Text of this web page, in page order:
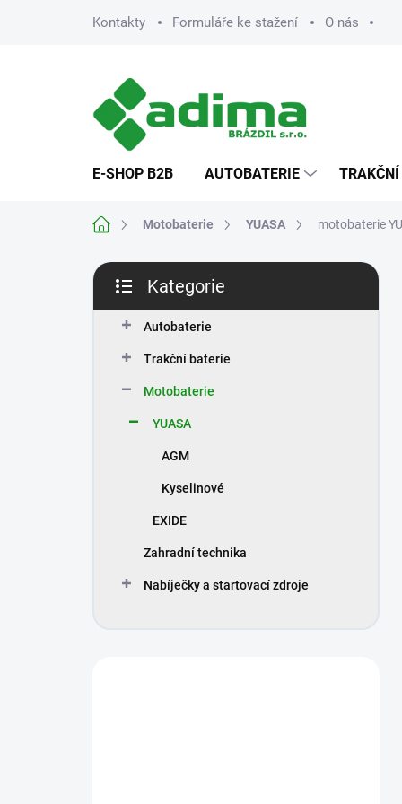
Kontakty Formuláře ke stažení O nás
E-SHOP B2B AUTOBATERIE
Domů Motobaterie YUASA motobaterie
P
s
kategorie
Kategorie
Autobaterie
Trakční baterie
Motobaterie
YUASA
AGM
Kyselinové
EXIDE
Zahradní technika
Nabíječky a startovací zdroje